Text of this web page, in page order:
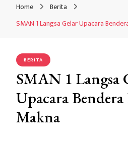
Home
Berita
SMAN 1 Langsa Gelar Upacara
BERITA
SMAN 1 Langsa
Upacara
Makna